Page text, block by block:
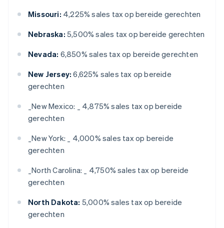
Missouri: 4,225% sales tax op bereide gerechten
Nebraska: 5,500% sales tax op bereide gerechten
Nevada: 6,850% sales tax op bereide gerechten
New Jersey: 6,625% sales tax op bereide
gerechten
_New Mexico: _
4,875% sales tax op bereide
gerechten
_New York: _
4,000% sales tax op bereide
gerechten
_North Carolina: _
4,750% sales tax op bereide
gerechten
North Dakota: 5,000% sales tax op bereide
gerechten